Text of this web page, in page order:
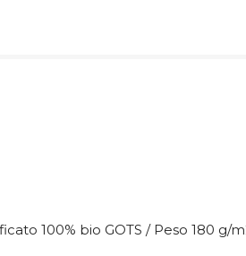
100% bio GOTS / Peso 180 g/